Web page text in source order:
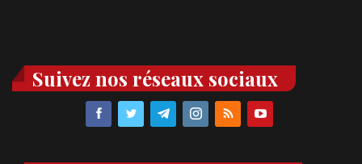
Suivez nos réseaux sociaux